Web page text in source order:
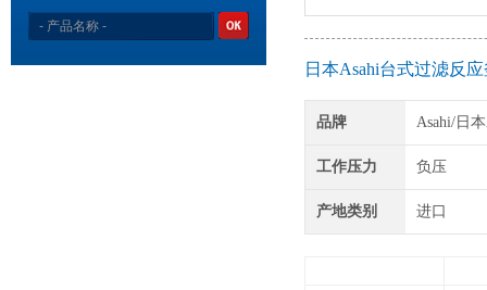
日本Asahi台式过滤反
品牌 Asahi/日
工作压力 负压
产地类别 进口